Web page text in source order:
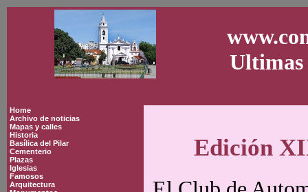
Ultimas
Home
Archivo de noticias
Mapas y calles
Historia
Basílica del Pilar
Cementerio
Plazas
Iglesias
Famosos
Arquitectura
Edición